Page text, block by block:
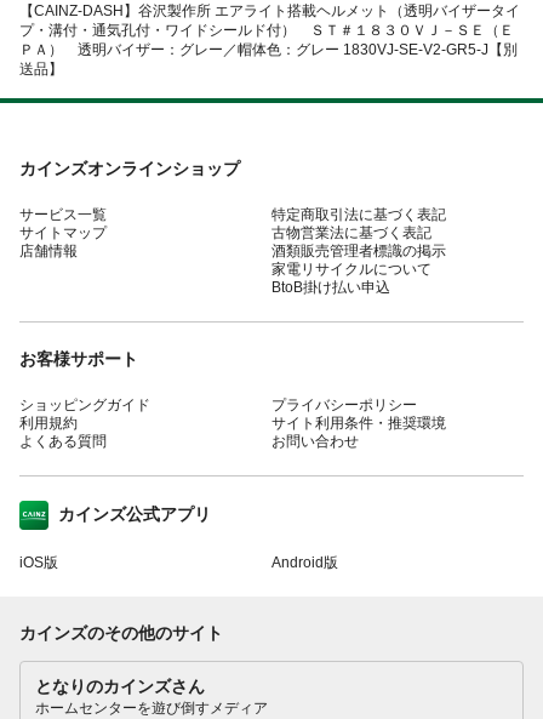
【CAINZ-DASH】谷沢製作所 エアライト搭載ヘルメット（透明バイザータイ
プ・溝付・通気孔付・ワイドシールド付） ＳＴ＃１８３０ＶＪ－ＳＥ（Ｅ
ＰＡ） 透明バイザー：グレー／帽体色：グレー 1830VJ-SE-V2-GR5-J【別
送品】
カインズオンラインショップ
サービス一覧
サイトマップ
店舗情報
特定商取引法に基づく表記
古物営業法に基づく表記
酒類販売管理者標識の掲示
家電リサイクルについて
BtoB掛け払い申込
お客様サポート
ショッピングガイド
利用規約
よくある質問
プライバシーポリシー
サイト利用条件・推奨環境
お問い合わせ
カインズ公式アプリ
iOS版 Android版
カインズのその他のサイト
となりのカインズさん
ホームセンターを遊び倒すメディア